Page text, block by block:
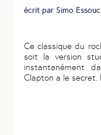
écrit par Simo
Ce classique du
soit la version
instantanément
Clapton a le secret.